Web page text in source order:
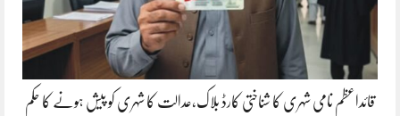
قائداعظم نامی شہری کا شناختی کارڈ بلاک،عدالت کا شہری کو پیش ہونے کا حکم